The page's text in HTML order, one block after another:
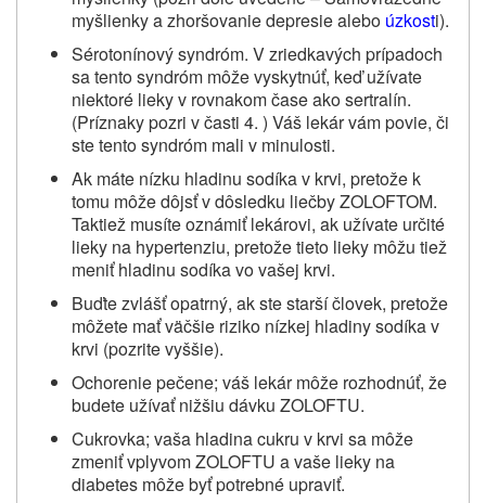
myšlienky a zhoršovanie depresie alebo úzkosti).
Sérotonínový syndróm. V zriedkavých prípadoch
sa tento syndróm môže vyskytnúť, keď užívate
niektoré lieky v rovnakom čase ako sertralín.
(Príznaky pozri v časti 4. ) Váš lekár vám povie, či
ste tento syndróm mali v minulosti.
Ak máte nízku hladinu sodíka v krvi, pretože k
tomu môže dôjsť v dôsledku liečby ZOLOFTOM.
Taktiež musíte oznámiť lekárovi, ak užívate určité
lieky na hypertenziu, pretože tieto lieky môžu tiež
meniť hladinu sodíka vo vašej krvi.
Buďte zvlášť opatrný, ak ste starší človek, pretože
môžete mať väčšie riziko nízkej hladiny sodíka v
krvi (pozrite vyššie).
Ochorenie pečene; váš lekár môže rozhodnúť, že
budete užívať nižšiu dávku ZOLOFTU.
Cukrovka; vaša hladina cukru v krvi sa môže
zmeniť vplyvom ZOLOFTU a vaše lieky na
diabetes môže byť potrebné upraviť.